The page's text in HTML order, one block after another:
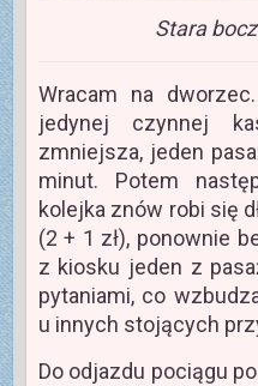
Stara
Wracam na
jedynej czynnej
zmniejsza, jeden
minut. Potem
kolejka znów robi się
(2 + 1 zł), ponownie
z kiosku jeden z
pytaniami, co
u innych stojących
Do odjazdu pociągu